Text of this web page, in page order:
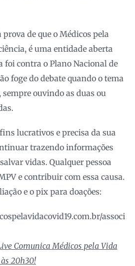
de que o Médicos pela
é uma entidade aberta
foi contra o Plano Nacional de
foge do debate quando o tema
ouvindo as duas ou
lucrativos e precisa da sua
trazendo informações
vidas. Qualquer pessoa
e contribuir com essa causa.
e o pix para doações:
associ
Comunica Médicos pela Vida
20h30!